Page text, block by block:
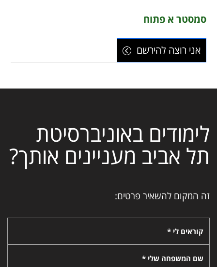
סמסטר א פתוח
אני רוצה להירשם
לימודים באוניברסיטת
תל אביב מעניינים אותך?
זה המקום להשאיר פרטים:
קוראים לי *
שם המשפחה שלי *